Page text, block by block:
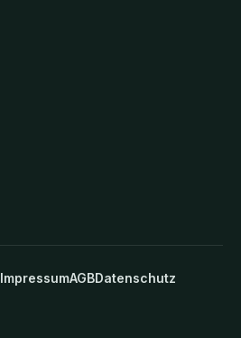
ImpressumAGBDatenschutz